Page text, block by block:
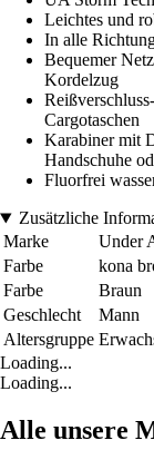
Leichtes und
In alle
Bequemer
Kordelzug
Cargotaschen
Karabiner mit
Handschuhe
Fluorfrei
Zusätzliche
Marke
Under
Farbe
kona
Farbe
Braun
Geschlecht
Mann
Altersgruppe
Loading...
Loading...
Alle unsere